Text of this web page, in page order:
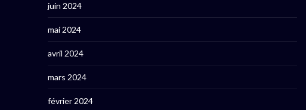
juin 2024
mai 2024
avril 2024
mars 2024
février 2024